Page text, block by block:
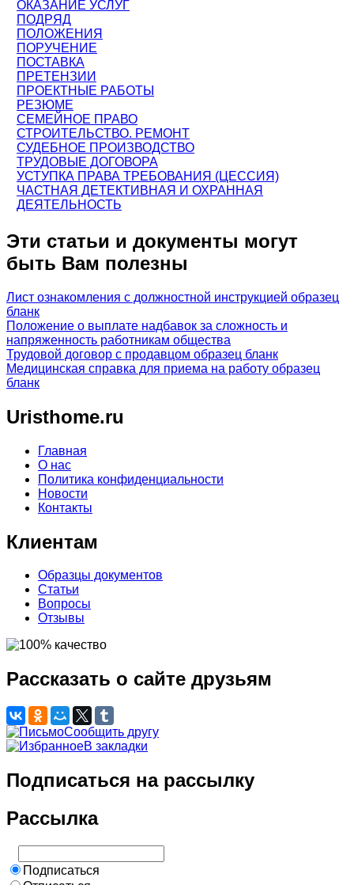
ОКАЗАНИЕ УСЛУГ
ПОДРЯД
ПОЛОЖЕНИЯ
ПОРУЧЕНИЕ
ПОСТАВКА
ПРЕТЕНЗИИ
ПРОЕКТНЫЕ РАБОТЫ
РЕЗЮМЕ
СЕМЕЙНОЕ ПРАВО
СТРОИТЕЛЬСТВО. РЕМОНТ
СУДЕБНОЕ ПРОИЗВОДСТВО
ТРУДОВЫЕ ДОГОВОРА
УСТУПКА ПРАВА ТРЕБОВАНИЯ (ЦЕССИЯ)
ЧАСТНАЯ ДЕТЕКТИВНАЯ И ОХРАННАЯ
ДЕЯТЕЛЬНОСТЬ
Эти статьи и документы могут
быть Вам полезны
Лист ознакомления с должностной инструкцией образец
бланк
Положение о выплате надбавок за сложность и
напряженность работникам общества
Трудовой договор с продавцом образец бланк
Медицинская справка для приема на работу образец
бланк
Uristhome.ru
Главная
О нас
Политика конфиденциальности
Новости
Контакты
Клиентам
Образцы документов
Статьи
Вопросы
Отзывы
Рассказать о сайте друзьям
Сообщить другу
В закладки
Подписаться на рассылку
Рассылка
Подписаться